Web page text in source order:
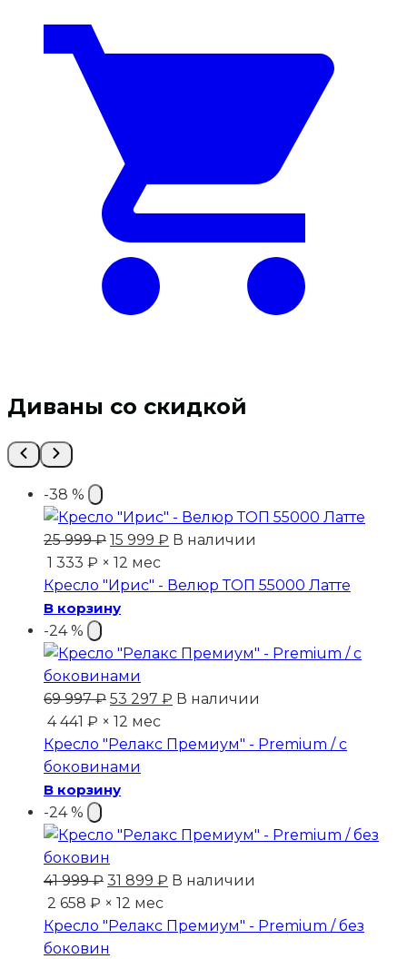
685 ₽
Диваны со скидкой
-38 %
25 999₽ Первоначальная
цена
составляла
25
15 999 ₽ Текущая
15
В наличии
1 333 ₽ × 12 мес
Кресло "Ирис" - Велюр ТОП 55000 Латте
В корзину
-24 %
69 997₽ Первоначальная
цена
составляла
69
997 ₽.
53 297 ₽ Текущая
53
В наличии
4 441 ₽ × 12 мес
Кресло "Релакс Премиум" - Premium / с
боковинами
В корзину
-24 %
41 999₽ Первоначальная
цена
составляла
41
31 899 ₽ Текущая
31
В наличии
2 658 ₽ × 12 мес
Кресло "Релакс Премиум" - Premium / без
боковин